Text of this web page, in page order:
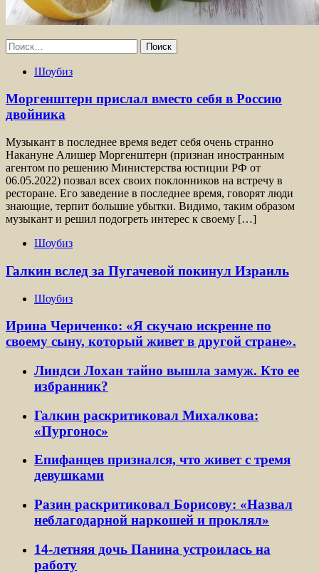
Найти:
Шоубиз
Моргенштерн прислал вместо себя в Россию
двойника
Музыкант в последнее время ведет себя очень странно
Накануне Алишер Моргенштерн (признан иностранным
агентом по решению Министерства юстиции РФ от
06.05.2022) позвал всех своих поклонников на встречу в
ресторане. Его заведение в последнее время, говорят люди
знающие, терпит большие убытки. Видимо, таким образом
музыкант и решил подогреть интерес к своему […]
Шоубиз
Галкин вслед за Пугачевой покинул Израиль
Шоубиз
Ирина Чериченко: «Я скучаю искренне по
своему сыну, который живет в другой стране».
Линдси Лохан тайно вышла замуж. Кто ее
избранник?
Галкин раскритиковал Михалкова:
«Пургонос»
Епифанцев признался, что живет с тремя
девушками
Разин раскритиковал Борисову: «Назвал
неблагодарной наркошей и проклял»
14-летняя дочь Панина устроилась на
работу